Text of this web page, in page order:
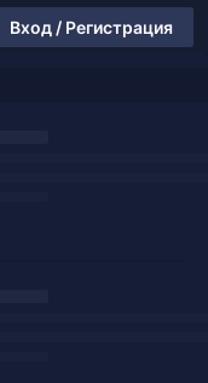
Вход / Регистрация